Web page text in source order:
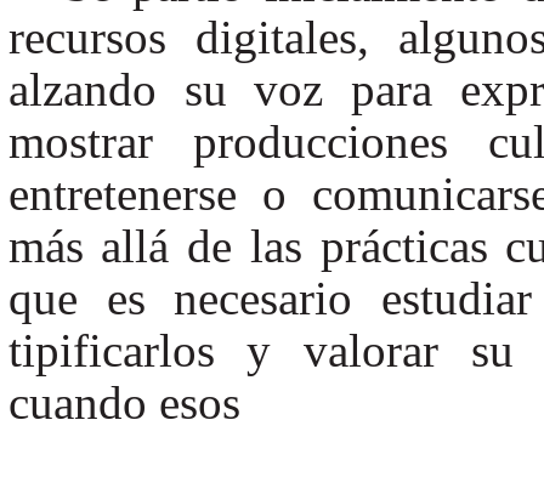
recursos digitales,
alzando su voz para
mostrar producciones
entretenerse o
más allá de las prácticas
que es necesario
tipificarlos y valorar su
cuando esos